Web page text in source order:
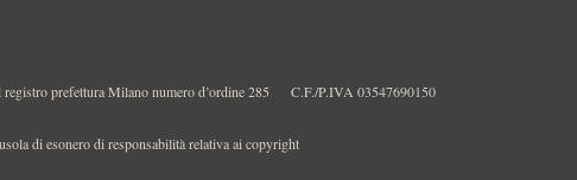
prefettura Milano numero d’ordine 285 C.F./P.IVA 03547690150
di esonero di responsabilità relativa ai copyright